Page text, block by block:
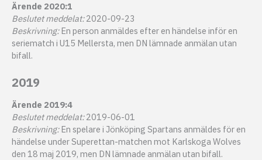
Ärende 2020:1
Beslutet meddelat:2020-09-23
Beskrivning:En person anmäldes efter en händelse inför en
seriematch i U15 Mellersta, men DN lämnade anmälan utan
bifall.
2019
Ärende 2019:4
Beslutet meddelat:2019-06-01
Beskrivning:En spelare i Jönköping Spartans anmäldes för en
händelse under Superettan-matchen mot Karlskoga Wolves
den 18 maj 2019, men DN lämnade anmälan utan bifall.